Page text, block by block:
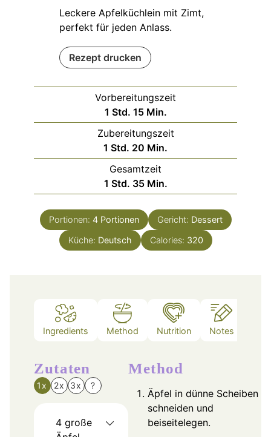
Leckere Apfelküchlein mit Zimt,
perfekt für jeden Anlass.
Rezept drucken
Vorbereitungszeit
1 Stunde
Std. 15Minuten
Min.
Zubereitungszeit
1 Stunde
Std. 20 Minuten
Min.
Gesamtzeit
1 Stunde
Std. 35Minuten
Min.
Portionen: 4 Portionen Gericht: Dessert
Küche: Deutsch Calories: 320
Ingredients Method Nutrition Notes
Zutaten
1x 2x 3x ?
4 große
Method
Äpfel in dünne Scheiben
schneiden und
beiseitelegen.